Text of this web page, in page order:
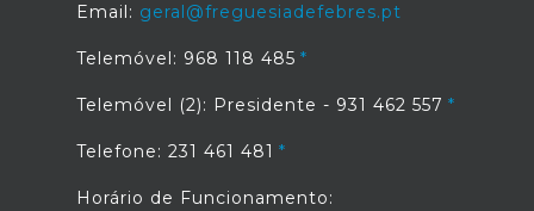
Email: geral@freguesiadefebres.pt
Telemóvel: 968 118 485
Telemóvel (2): Presidente - 931 462 557
Telefone: 231 461 481
Horário de Funcionamento: